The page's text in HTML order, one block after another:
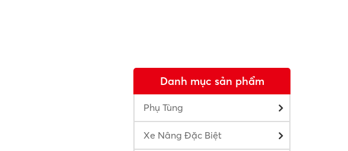
Danh mục sản phẩm
Phụ Tùng
Xe Nâng Đặc Biệt